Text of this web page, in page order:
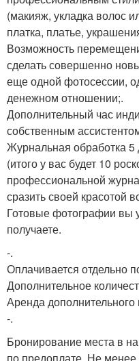
(макияж, укладка волос
платка, платье,
Возможность
сделать совершенно
еще одной фотосессии,
денежном отношении;.
Дополнительный час
собственным
Журнальная обработка
(итого у вас будет 10
профессиональной
сразить своей красотой
Готовые фотографии вы
получаете.
-.
Оплачивается отдельно
Дополнительное
Аренда дополнительного
-.
Бронирование места в